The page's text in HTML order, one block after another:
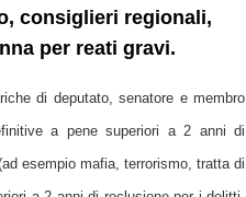
consiglieri regionali,
per reati gravi.
di deputato, senatore e membro
a pene superiori a 2 anni di
esempio mafia, terrorismo, tratta di